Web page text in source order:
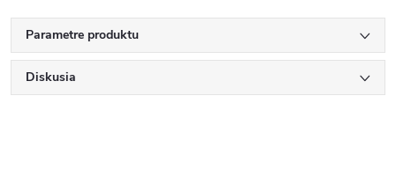
Parametre produktu
Diskusia